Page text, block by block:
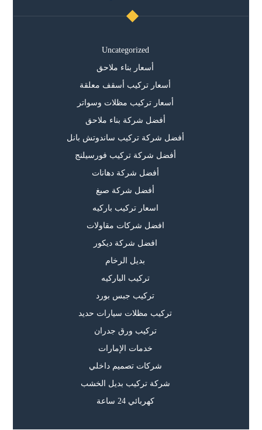
Uncategorized
أسعار بناء ملاحق
أسعار تركيب أسقف معلقة
أسعار تركيب مظلات وسواتر
أفضل شركة بناء ملاحق
أفضل شركة تركيب ساندوتش بانل
أفضل شركة تركيب فورسيلنج
أفضل شركة دهانات
أفضل شركة صبغ
اسعار تركيب باركيه
افضل شركات مقاولات
افضل شركة ديكور
بديل الرخام
تركيب الباركيه
تركيب جبس بورد
تركيب مظلات سيارات حديد
تركيب ورق جدران
خدمات الإمارات
شركات تصميم داخلي
شركة تركيب بديل الخشب
كهربائي 24 ساعة